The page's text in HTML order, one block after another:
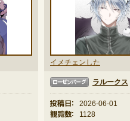
イメチェンした
ラルークス
投稿日：
2026-06-01
観覧数：
1128